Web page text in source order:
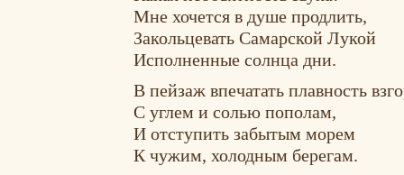
Мне хочется в душе продлить,
Закольцевать Самарской Лукой
Исполненные солнца дни.
В пейзаж впечатать плавность
С углем и солью пополам,
И отступить забытым морем
К чужим, холодным берегам.